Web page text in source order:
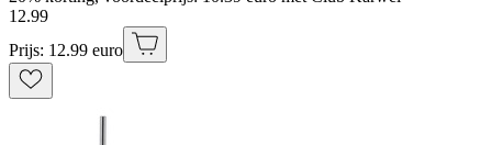
12.99
Prijs: 12.99 euro